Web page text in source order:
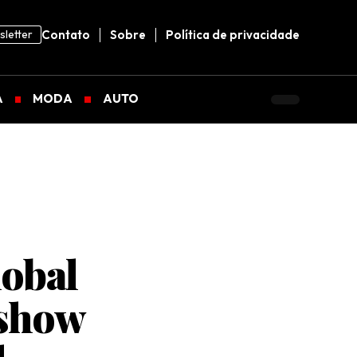
Contato Sobre Política de privacidade
MODA AUTO